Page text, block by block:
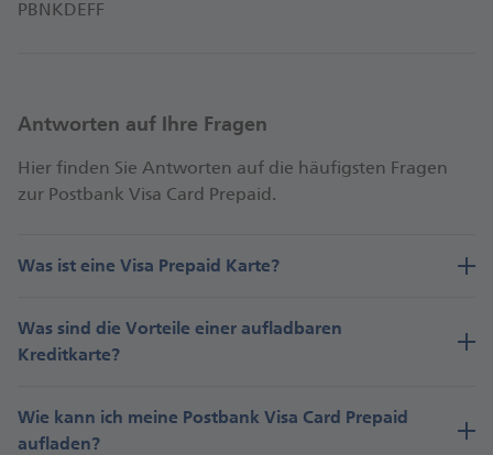
PBNKDEFF
Antworten auf Ihre Fragen
Hier finden Sie Antworten auf die häufigsten Fragen
zur Postbank Visa Card Prepaid.
Was ist eine Visa Prepaid Karte?
Was sind die Vorteile einer aufladbaren
Kreditkarte?
Wie kann ich meine Postbank Visa Card Prepaid
aufladen?